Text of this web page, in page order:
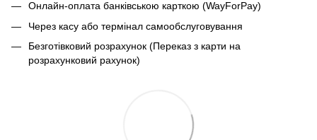
Онлайн-оплата банківською карткою (WayForPay)
Через касу або термінал самообслуговування
Безготівковий розрахунок (Переказ з карти на
розрахунковий рахунок)